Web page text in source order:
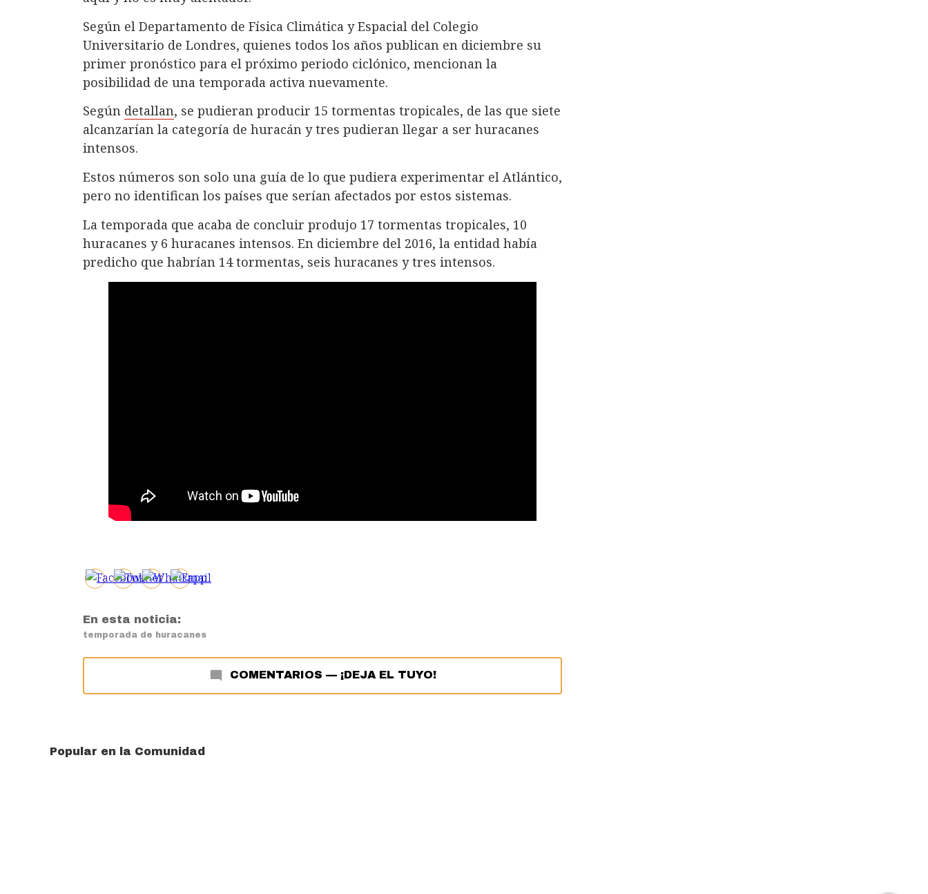
Según el Departamento de Física Climática y Espacial del Colegio
Universitario de Londres, quienes todos los años publican en diciembre su
primer pronóstico para el próximo periodo ciclónico, mencionan la
posibilidad de una temporada activa nuevamente.
Según detallan, se pudieran producir 15 tormentas tropicales, de las que siete
alcanzarían la categoría de huracán y tres pudieran llegar a ser huracanes
intensos.
Estos números son solo una guía de lo que pudiera experimentar el Atlántico,
pero no identifican los países que serían afectados por estos sistemas.
La temporada que acaba de concluir produjo 17 tormentas tropicales, 10
huracanes y 6 huracanes intensos. En diciembre del 2016, la entidad había
predicho que habrían 14 tormentas, seis huracanes y tres intensos.
En esta noticia:
temporada de huracanes
COMENTARIOS — ¡DEJA EL TUYO!
Popular en la Comunidad